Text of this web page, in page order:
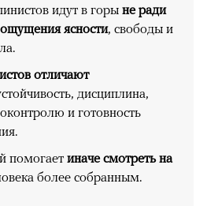
идут в горы не ради
ясности, свободы и
отличают
дисциплина,
и готовность
помогает иначе смотреть на
более собранным.